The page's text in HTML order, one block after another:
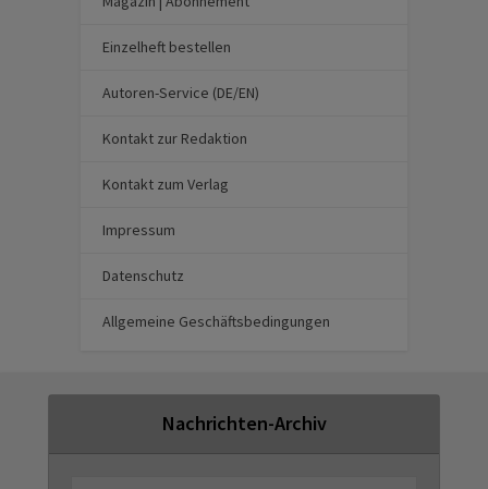
Einzelheft bestellen
Autoren-Service (DE/EN)
Kontakt zur Redaktion
Kontakt zum Verlag
Impressum
Datenschutz
Allgemeine Geschäftsbedingungen
Nachrichten-Archiv